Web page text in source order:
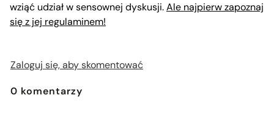
wziąć udział w sensownej dyskusji.Ale najpierw zapoznaj
się z jej regulaminem!
Zaloguj się, aby skomentować
0 komentarzy